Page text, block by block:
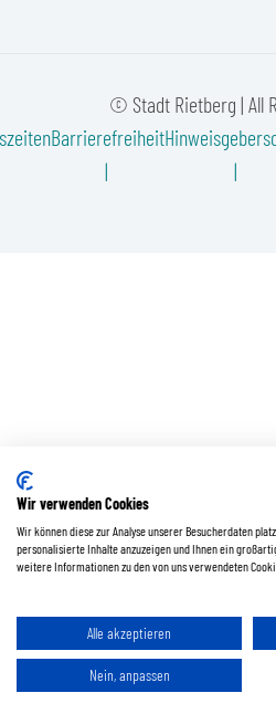
© Stadt Rietberg | All
Barrierefreiheit
Wir verwenden Cookies
Wir können diese zur Analyse unserer Besucherdaten
personalisierte Inhalte anzuzeigen und Ihnen ein
weitere Informationen zu den von uns verwendeten
Alle akzeptieren
Nein, anpassen